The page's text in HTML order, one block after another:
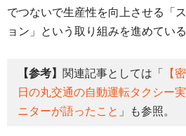
でつないで生産性を向上させる「
ョン」という取り組みを進めている
【参考】 関連記事としては「
【
日の丸交通の自動運転タクシー
ニターが語ったこと 」も参照。